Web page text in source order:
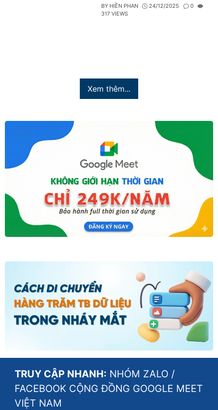
BY HIỀN PHAN 24/12/2025
0
317 VIEWS
Xem thêm...
TRUY CẬP NHANH: NHÓM ZALO /
FACEBOOK CỘNG ĐỒNG GOOGLE MEET
VIỆT NAM